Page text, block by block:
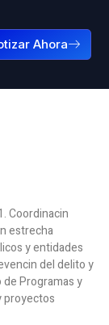
Ahora
Coordinacin
estrecha
y entidades
del delito y
de Programas y
proyectos